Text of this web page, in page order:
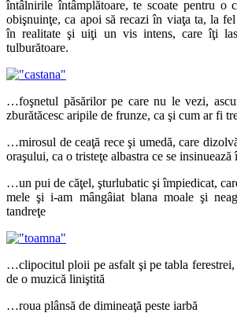
întâlnirile întâmplătoare, te scoate pentru
obişnuinţe, ca apoi să recazi în viaţa ta, la
în realitate şi uiţi un vis intens, care îţi
tulburătoare.
…foşnetul păsărilor pe care nu le vezi,
zburătăcesc aripile de frunze, ca şi cum ar fi
…mirosul de ceaţă rece şi umedă, care
oraşului, ca o tristeţe albastra ce se insinuează
…un pui de căţel, şturlubatic şi împiedicat,
mele şi i-am mângâiat blana moale şi
tandreţe
…clipocitul ploii pe asfalt şi pe tabla ferestrei,
de o muzică liniştită
…roua plânsă de dimineaţă peste iarbă